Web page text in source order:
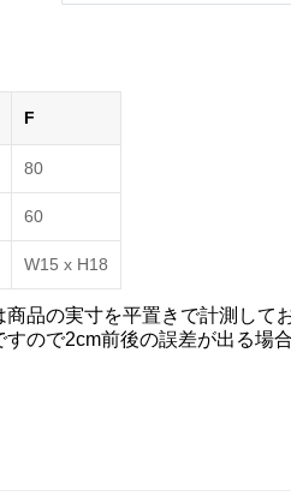
F
80
60
W15 х H18
品の実寸を平置きで計測して
すので2cm前後の誤差が出る場